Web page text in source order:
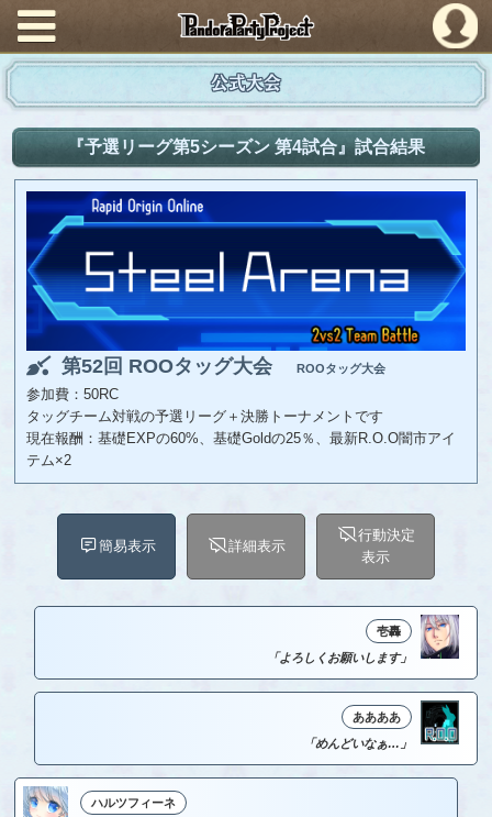
PandoraPartyProject
公式大会
『予選リーグ第5シーズン 第4試合』試合結果
第52回 ROOタッグ大会 ROOタッグ大会
参加費：50RC
タッグチーム対戦の予選リーグ＋決勝トーナメントです
現在報酬：基礎EXPの60%、基礎Goldの25％、最新R.O.O闇市アイ
テム×2
簡易表示 詳細表示
行動決定
表示
壱轟
「よろしくお願いします」
ああああ
「めんどいなぁ…」
ハルツフィーネ